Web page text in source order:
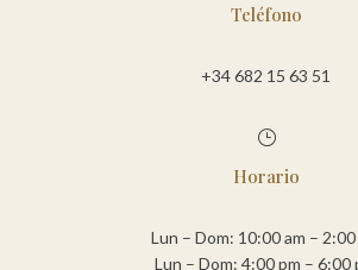
Teléfono
+34 682 15 63 51
}
Horario
Lun – Dom: 10:00 am – 2:00
Lun – Dom: 4:00 pm – 6:00